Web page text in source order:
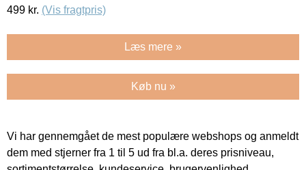
499 kr. (Vis fragtpris)
Læs mere »
Køb nu »
Vi har gennemgået de mest populære webshops og anmeldt
dem med stjerner fra 1 til 5 ud fra bl.a. deres prisniveau,